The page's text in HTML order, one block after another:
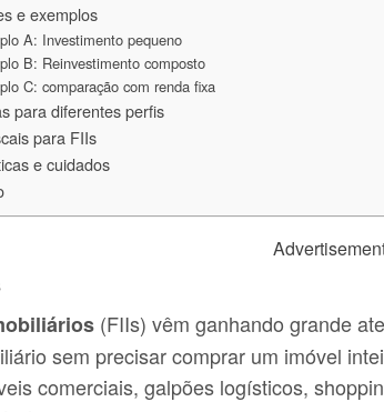
e exemplos
A: Investimento pequeno
B: Reinvestimento composto
C: comparação com renda fixa
para diferentes perfis
para FIIs
e cuidados
(FIIs) vêm ganhando grande
sem precisar comprar um imóvel
comerciais, galpões logísticos,